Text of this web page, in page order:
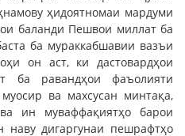
ҳидоятномаи мардуми
баланди Пешвои миллат ба
ба мураккабшавии вазъи
он аст, ки дастовардҳои
ба равандҳои фаъолияти
ва махсусан минтақа,
ин муваффақиятҳо барои
наву дигаргунаи пешрафтҳо